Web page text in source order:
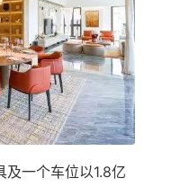
及一个车位以1.8亿